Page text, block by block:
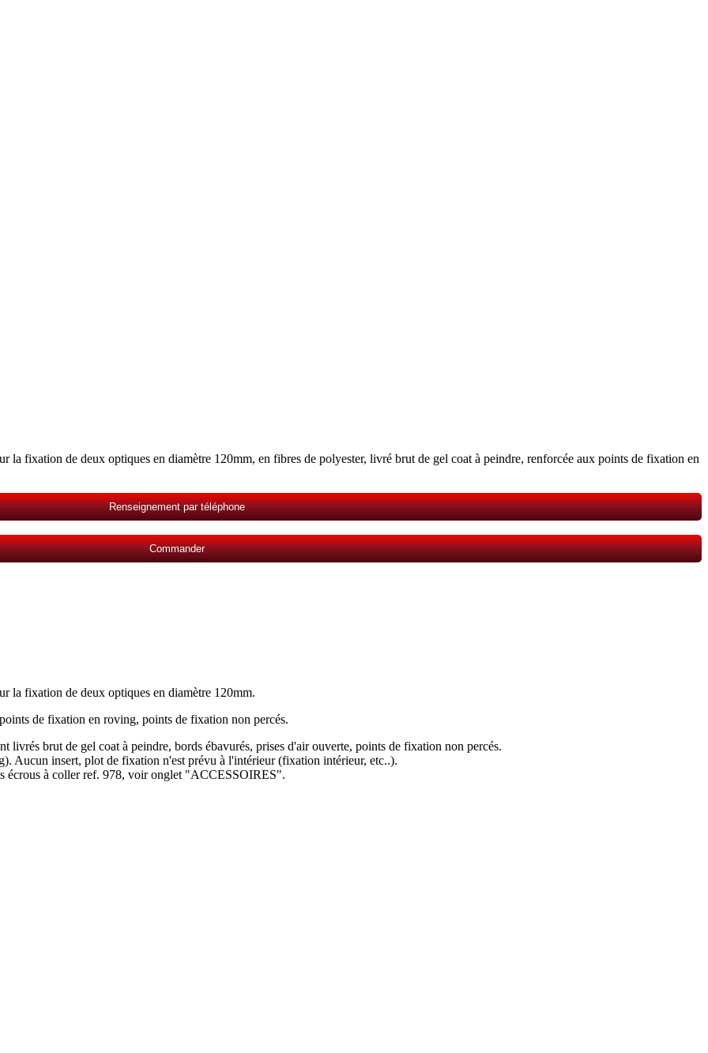
la fixation de deux optiques en diamètre 120mm, en fibres de polyester, livré brut de gel coat à peindre, renforcée aux points de fixation en
Renseignement par téléphone
Commander
la fixation de deux optiques en diamètre 120mm.
de fixation en roving, points de fixation non percés.
livrés brut de gel coat à peindre, bords ébavurés, prises d'air ouverte, points de fixation non percés.
Aucun insert, plot de fixation n'est prévu à l'intérieur (fixation intérieur, etc..).
écrous à coller ref. 978, voir onglet "ACCESSOIRES".